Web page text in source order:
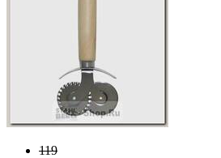
119